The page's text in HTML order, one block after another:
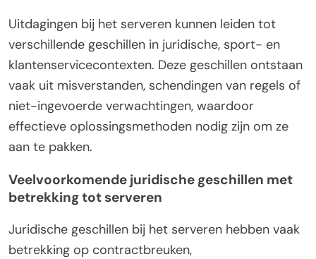
Uitdagingen bij het serveren kunnen leiden tot
verschillende geschillen in juridische, sport- en
klantenservicecontexten. Deze geschillen ontstaan
vaak uit misverstanden, schendingen van regels of
niet-ingevoerde verwachtingen, waardoor
effectieve oplossingsmethoden nodig zijn om ze
aan te pakken.
Veelvoorkomende juridische geschillen met
betrekking tot serveren
Juridische geschillen bij het serveren hebben vaak
betrekking op contractbreuken,